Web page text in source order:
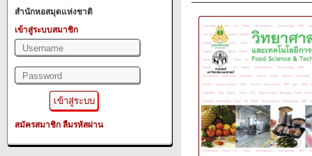
สำนักหอสมุดแห่งชาติ
เข้าสู่ระบบสมาชิก
สมัครสมาชิก ลืมรหัสผ่าน